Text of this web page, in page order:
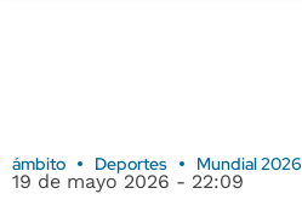
ámbito Deportes Mundial 2026
19 de mayo 2026 - 22:09